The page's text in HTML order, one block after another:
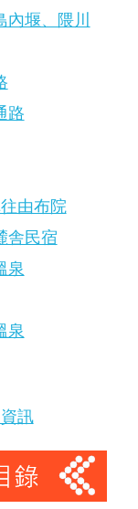
內堰、隈川
路
由布院
舎民宿
泉
泉
訊